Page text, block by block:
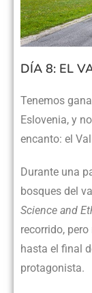
DÍA 8: EL
Tenemos
Eslovenia, y
encanto: el
Durante una
bosques del
Science and
recorrido,
hasta el final
protagonista.